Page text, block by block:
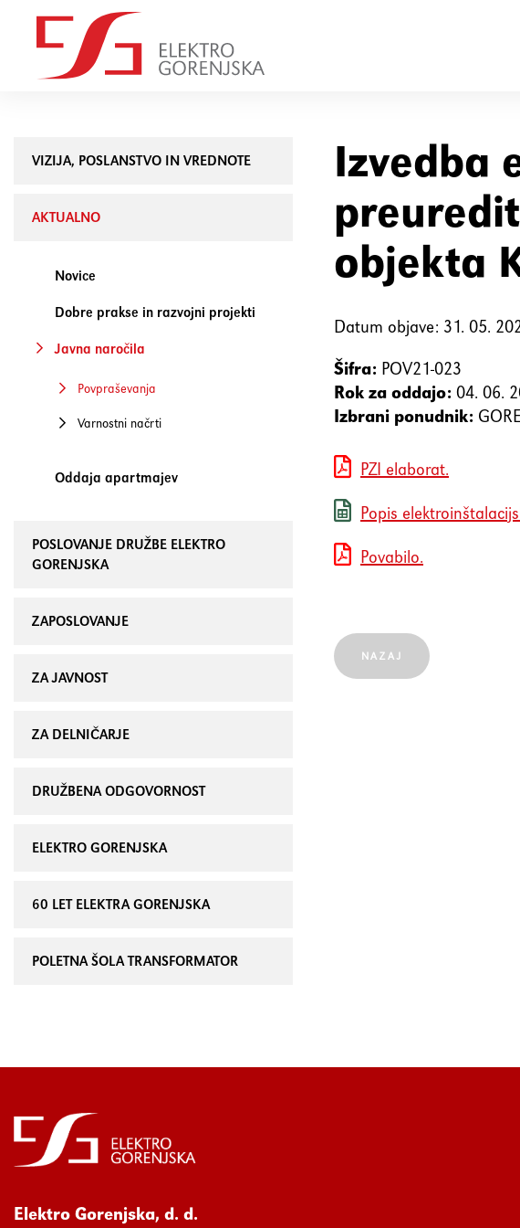
VIZIJA, POSLANSTVO IN VREDNOTE
AKTUALNO
Novice
Dobre prakse in razvojni projekti
Javna naročila
Povpraševanja
Varnostni načrti
Oddaja apartmajev
POSLOVANJE DRUŽBE ELEKTRO
GORENJSKA
ZAPOSLOVANJE
ZA JAVNOST
ZA DELNIČARJE
DRUŽBENA ODGOVORNOST
ELEKTRO GORENJSKA
60 LET ELEKTRA GORENJSKA
POLETNA ŠOLA TRANSFORMATOR
Izvedba
objekta
Datum objave: 31. 05.
Šifra: POV21-023
Rok za oddajo: 04. 06.
Izbrani ponudnik:
PZI elaborat.
Popis
Povabilo.
NAZAJ
Elektro Gorenjska, d. d.